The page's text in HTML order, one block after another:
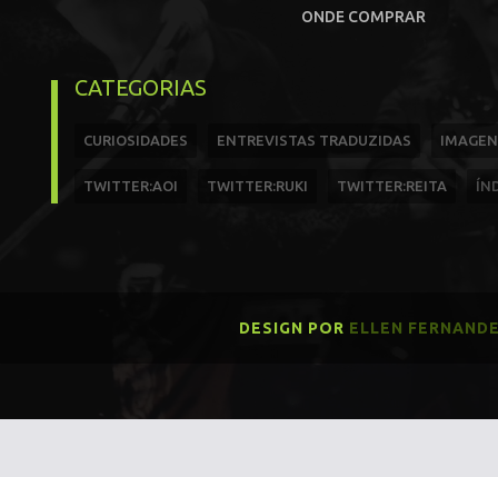
ONDE COMPRAR
CATEGORIAS
CURIOSIDADES ENTREVISTAS TRADUZIDAS
TWITTER:AOI TWITTER:RUKI TWITTER:REITA
DESIGN POR ELLEN